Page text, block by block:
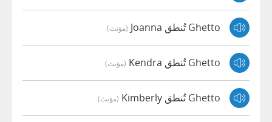
Ghetto تُنطق Joanna (مؤنث)
Ghetto تُنطق Kendra (مؤنث)
Ghetto تُنطق Kimberly (مؤنث)